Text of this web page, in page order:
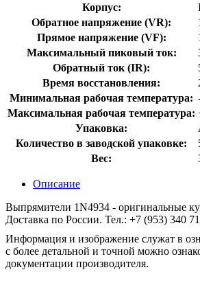
Корпус:
Обратное напряжение (VR):
Прямое напряжение (VF):
Максимальный пиковый ток:
Обратный ток (IR):
Время восстановления:
Минимальная рабочая температура:
Максимальная рабочая температура:
Упаковка:
Количество в заводской упаковке:
Вес:
Описание
Выпрямители 1N4934 - оригинальные
Доставка по России. Тел.: +7 (953) 340
Информация и изображение служат в
с более детальной и точной можно
документации производителя.